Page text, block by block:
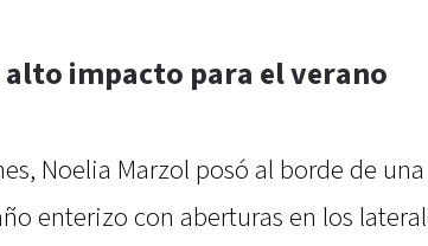
alto impacto para el verano
Noelia Marzol posó al borde de
enterizo con aberturas en los